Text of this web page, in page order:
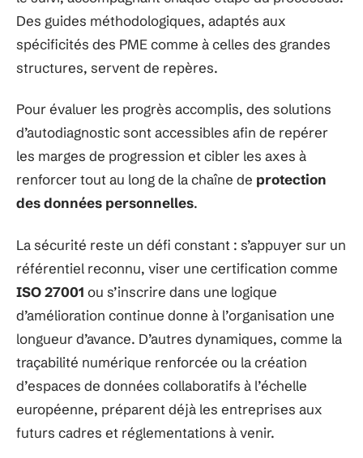
Des guides méthodologiques, adaptés aux
spécificités des PME comme à celles des grandes
structures, servent de repères.
Pour évaluer les progrès accomplis, des solutions
d’autodiagnostic sont accessibles afin de repérer
les marges de progression et cibler les axes à
renforcer tout au long de la chaîne de protection
des données personnelles.
La sécurité reste un défi constant : s’appuyer sur un
référentiel reconnu, viser une certification comme
ISO 27001 ou s’inscrire dans une logique
d’amélioration continue donne à l’organisation une
longueur d’avance. D’autres dynamiques, comme la
traçabilité numérique renforcée ou la création
d’espaces de données collaboratifs à l’échelle
européenne, préparent déjà les entreprises aux
futurs cadres et réglementations à venir.